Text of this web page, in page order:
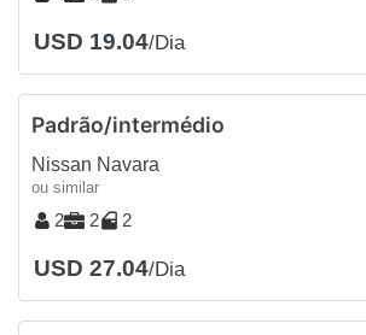
USD 19.04/Dia
Padrão/intermédio
Nissan Navara
ou similar
2 2 2
USD 27.04/Dia